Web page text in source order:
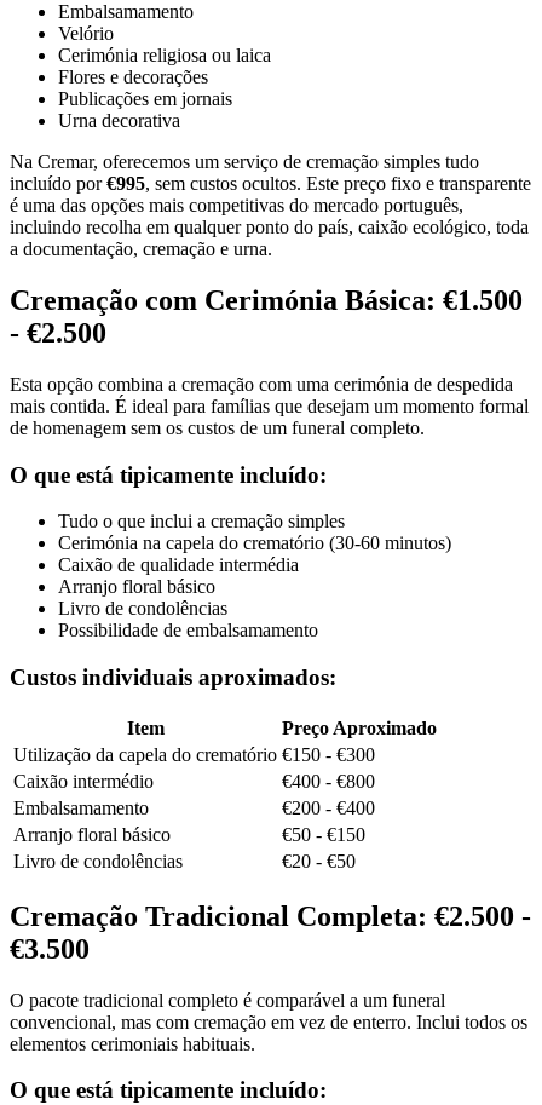
Embalsamamento
Velório
Cerimónia religiosa ou laica
Flores e decorações
Publicações em jornais
Urna decorativa
Na Cremar, oferecemos um serviço de cremação simples tudo
incluído por€995, sem custos ocultos. Este preço fixo e transparente
é uma das opções mais competitivas do mercado português,
incluindo recolha em qualquer ponto do país, caixão ecológico, toda
a documentação, cremação e urna.
Cremação com Cerimónia Básica: €1.500
- €2.500
Esta opção combina a cremação com uma cerimónia de despedida
mais contida. É ideal para famílias que desejam um momento formal
de homenagem sem os custos de um funeral completo.
O que está tipicamente incluído:
Tudo o que inclui a cremação simples
Cerimónia na capela do crematório (30-60 minutos)
Caixão de qualidade intermédia
Arranjo floral básico
Livro de condolências
Possibilidade de embalsamamento
Custos individuais aproximados:
Item
Preço Aproximado
Utilização da capela do crematório €150 - €300
Caixão intermédio
€400 - €800
Embalsamamento
€200 - €400
Arranjo floral básico
€50 - €150
Livro de condolências
€20 - €50
Cremação Tradicional Completa: €2.500 -
€3.500
O pacote tradicional completo é comparável a um funeral
convencional, mas com cremação em vez de enterro. Inclui todos os
elementos cerimoniais habituais.
O que está tipicamente incluído: